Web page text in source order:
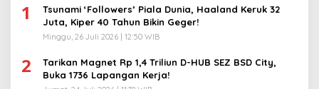
1
Tsunami ‘Followers’ Piala Dunia, Haaland Keruk 32
Juta, Kiper 40 Tahun Bikin Geger!
Minggu, 26 Juli 2026 | 12:50 WIB
2
Tarikan Magnet Rp 1,4 Triliun D-HUB SEZ BSD City,
Buka 1736 Lapangan Kerja!